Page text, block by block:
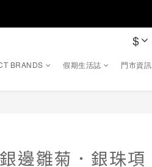
$
BRANDS 假期生活誌 門市資訊
邊雛菊．銀珠項